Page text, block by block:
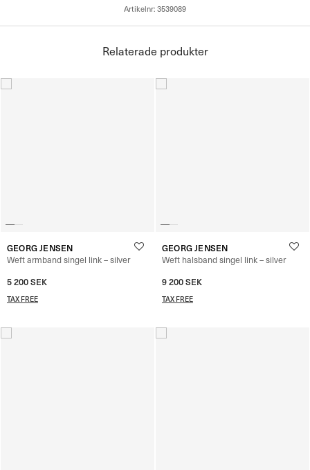
Artikelnr: 3539089
Relaterade produkter
GEORG JENSEN
Weft armband singel link – silver
5 200SEK
TAX FREE
GEORG JENSEN
Weft halsband singel link – silver
9 200SEK
TAX FREE